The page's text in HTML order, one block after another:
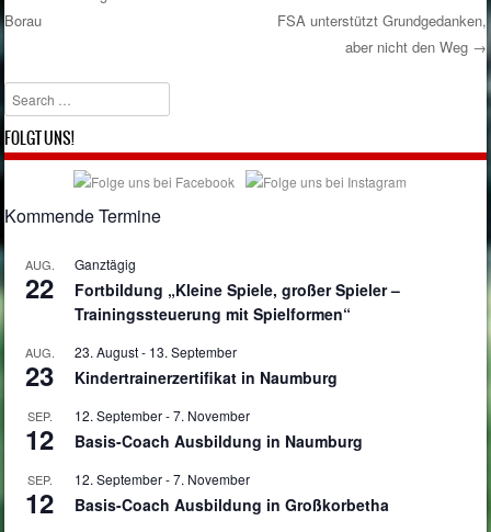
Post navigation
Borau
FSA unterstützt Grundgedanken,
aber nicht den Weg →
Search
FOLGT UNS!
Kommende Termine
AUG.
22
Ganztägig
Fortbildung „Kleine Spiele, großer Spieler –
Trainingssteuerung mit Spielformen“
AUG.
23
23. August- 13. September
Kindertrainerzertifikat in Naumburg
SEP.
12
12. September-7. November
Basis-Coach Ausbildung in Naumburg
SEP.
12
12. September-7. November
Basis-Coach Ausbildung in Großkorbetha